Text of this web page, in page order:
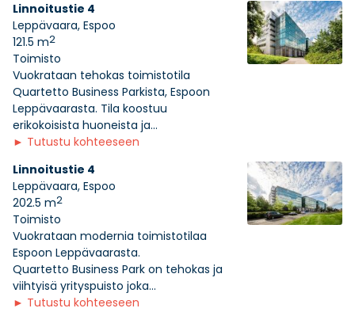
Linnoitustie 4
Leppävaara, Espoo
121.5 m2
Toimisto
Vuokrataan tehokas toimistotila
Quartetto Business Parkista, Espoon
Leppävaarasta. Tila koostuu
erikokoisista huoneista ja...
► Tutustu kohteeseen
Linnoitustie 4
Leppävaara, Espoo
202.5 m2
Toimisto
Vuokrataan modernia toimistotilaa
Espoon Leppävaarasta.
Quartetto Business Park on tehokas ja
viihtyisä yrityspuisto joka...
► Tutustu kohteeseen